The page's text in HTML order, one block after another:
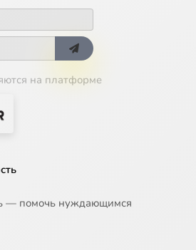
на платформе
— помочь нуждающимся